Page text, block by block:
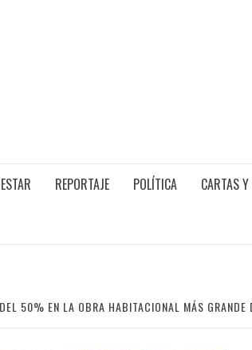
REPORTAJE POLÍTICA CARTAS
50% EN LA OBRA HABITACIONAL MÁS GRANDE